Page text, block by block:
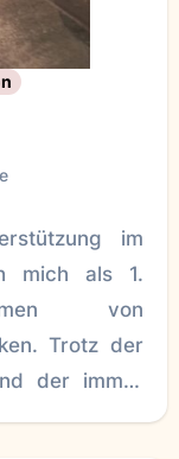
im
mich als 1.
von
Trotz der
der immer